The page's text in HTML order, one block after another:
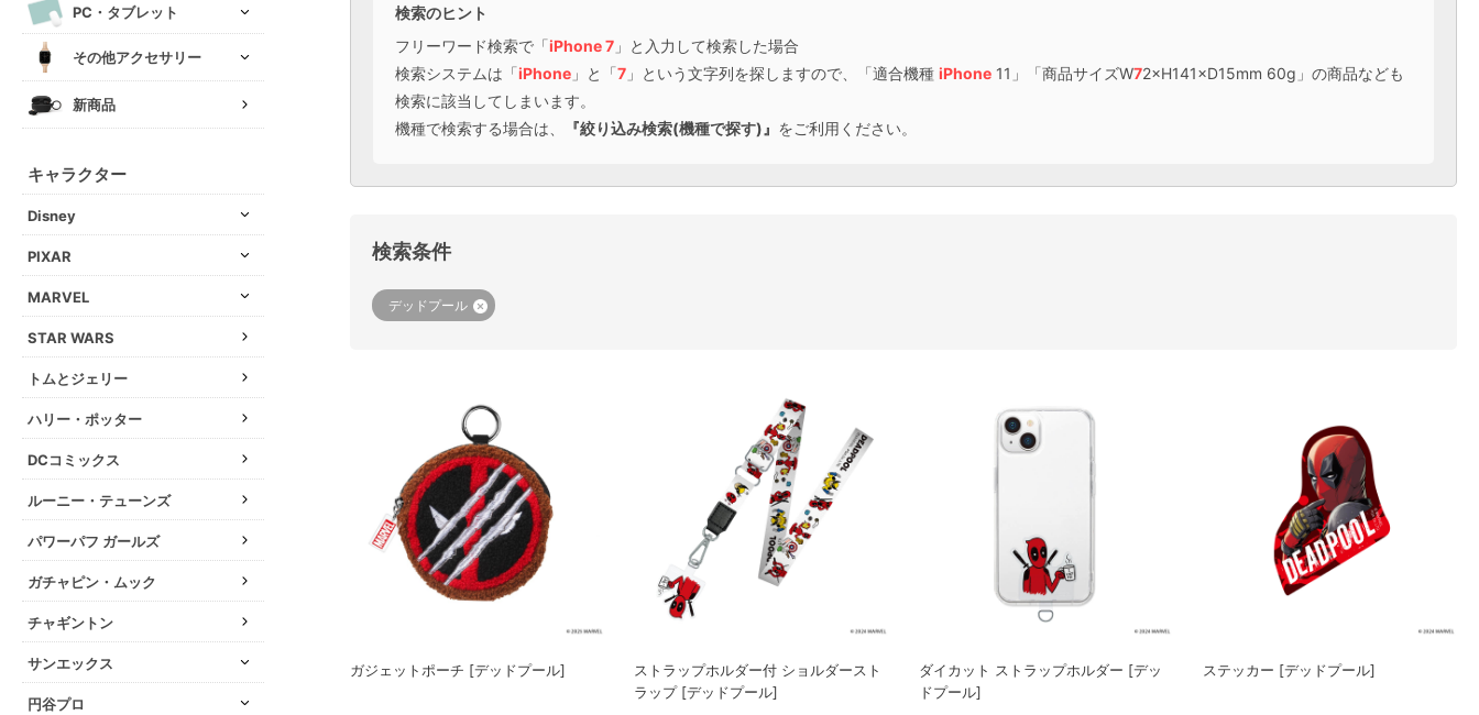
PC・タブレット
その他アクセサリー
新商品
キャラクター
Disney
PIXAR
MARVEL
STAR WARS
トムとジェリー
ハリー・ポッター
DCコミックス
ルーニー・テューンズ
パワーパフ ガールズ
ガチャピン・ムック
チャギントン
サンエックス
円谷プロ
検索のヒント
フリーワード検索で「iPhone 7 」と入力して検索した場合
検索システムは「iPhone 」と「7 」という文字列を探しますので、「適合機種iPhone 11」「商品サイズW72×H141×D15mm 60g」の商品なども
検索に該当してしまいます。
機種で検索する場合は、
『絞り込み検索(機種で探す)』 をご利用ください。
検索条件
デッドプール
ガジェットポーチ [デッドプール]
ストラップホルダー付 ショルダースト
ラップ [デッドプール]
ダイカット ストラップホルダー [デッ
ドプール]
ステッカー [デッドプール]